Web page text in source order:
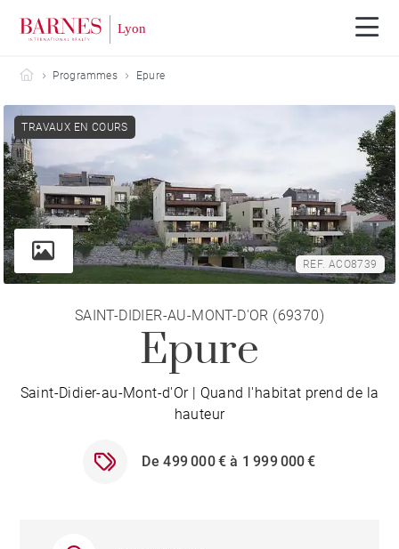
Barnes Lyon
Programmes Epure
SAINT-DIDIER-AU-MONT-D'OR (69370)
Epure
Saint-Didier-au-Mont-d'Or | Quand l'habitat prend de la
hauteur
De 499 000 € à 1 999 000 €
TRAVAUX EN COURS
REF. ACO8739